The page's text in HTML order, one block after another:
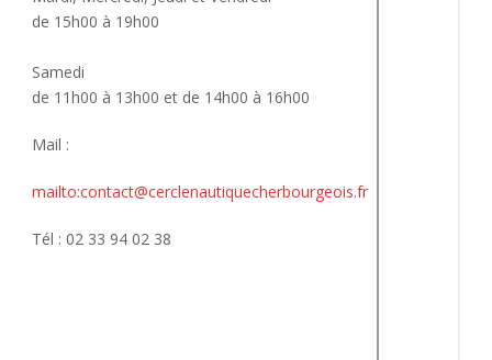
de 15h00 à 19h00
Samedi
de 11h00 à 13h00 et de 14h00 à 16h00
Mail :
mailto:contact@cerclenautiquecherbourgeois.fr
Tél : 02 33 94 02 38